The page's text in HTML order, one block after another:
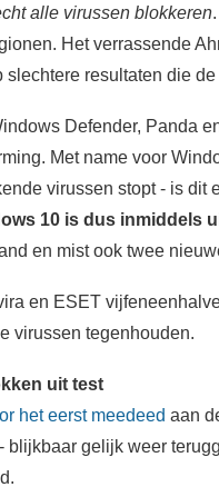
alle virussen blokkeren
Het verrassende
resultaten die
Defender, Panda
Met name voor
virussen stopt - is dit
10 is dus inmiddels
en mist ook twee
en ESET
virussen tegenhouden.
uit test
het eerst meedeed aan
gelijk weer